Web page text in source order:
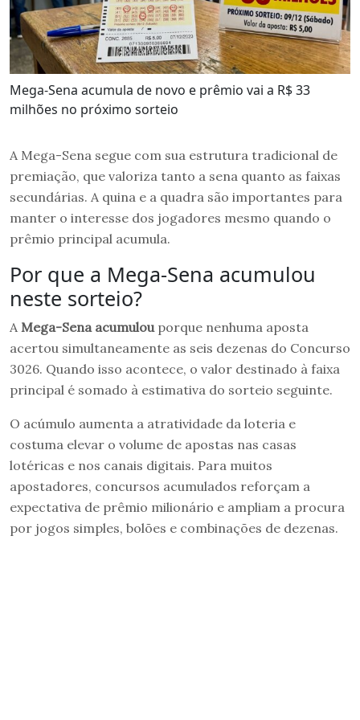
Mega-Sena acumula de novo e prêmio vai a R$ 33
milhões no próximo sorteio
A Mega-Sena segue com sua estrutura tradicional de
premiação, que valoriza tanto a sena quanto as faixas
secundárias. A quina e a quadra são importantes para
manter o interesse dos jogadores mesmo quando o
prêmio principal acumula.
Por que a Mega-Sena acumulou
neste sorteio?
A Mega-Sena acumulou porque nenhuma aposta
acertou simultaneamente as seis dezenas do Concurso
3026. Quando isso acontece, o valor destinado à faixa
principal é somado à estimativa do sorteio seguinte.
O acúmulo aumenta a atratividade da loteria e
costuma elevar o volume de apostas nas casas
lotéricas e nos canais digitais. Para muitos
apostadores, concursos acumulados reforçam a
expectativa de prêmio milionário e ampliam a procura
por jogos simples, bolões e combinações de dezenas.